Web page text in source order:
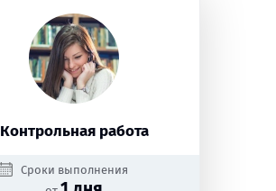
Контрольная работа
Сроки выполнения